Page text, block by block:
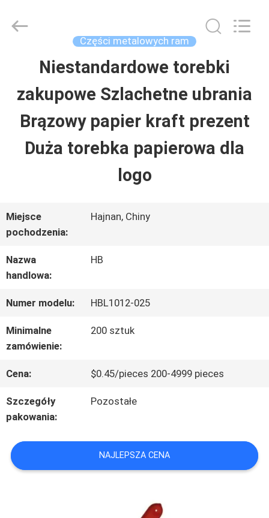
PRODUKTY
WYCIECZKA
PO
FABRYCE
KONTROLA
JAKOŚCI
SKONTAKTUJ
SIĘ
Electric
Części metalowych ram
Niestandardowe torebki
zakupowe Szlachetne ubrania
Brązowy papier kraft prezent
Duża torebka papierowa dla
logo
Miejsce
pochodzenia:
Hajnan, Chiny
Nazwa
handlowa:
HB
Numer modelu: HBL1012-025
Minimalne
zamówienie:
200 sztuk
Cena: $0.45/pieces 200-4999 pieces
Szczegóły
pakowania:
Pozostałe
NAJLEPSZA CENA